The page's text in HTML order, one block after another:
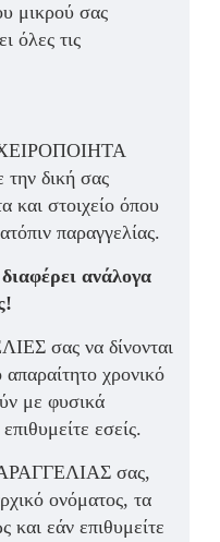
μικρού σας
όλες τις
ΧΕΙΡΟΠΟΙΗΤΑ
την δική σας
και στοιχείο όπου
παραγγελίας.
ανάλογα
σας να δίνονται
χρονικό
με φυσικά
εσείς.
σας,
ονόματος, τα
και εάν επιθυμείτε